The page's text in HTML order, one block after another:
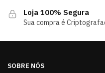
Loja 100% Segura
Sua compra é
SOBRE NÓS